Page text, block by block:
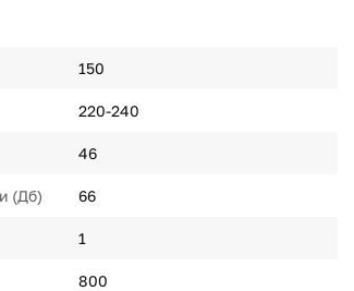
150
220-240
46
(Дб) 66
1
800